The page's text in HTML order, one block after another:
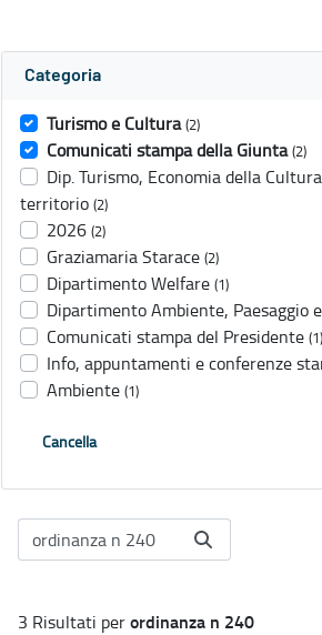
Categoria
Turismo e Cultura (2)
Comunicati stampa della Giunta (2)
Dip. Turismo, Economia della
territorio (2)
2026 (2)
Graziamaria Starace (2)
Dipartimento Welfare (1)
Dipartimento Ambiente, Paesaggio
Comunicati stampa del Presidente (1)
Info, appuntamenti e conferenze
Ambiente (1)
Cancella
3 Risultati perordinanza n 240